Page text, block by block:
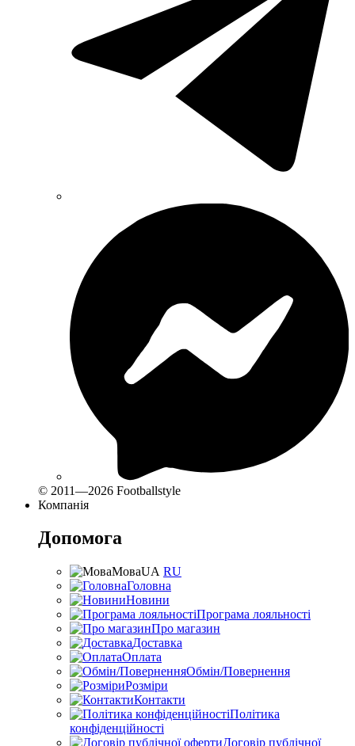
© 2011—2026 Footballstyle
Компанія
Допомога
МоваUA RU
Головна
Новини
Програма лояльності
Про магазин
Доставка
Оплата
Обмін/Повернення
Розміри
Контакти
Політика
конфіденційності
Договір публічної